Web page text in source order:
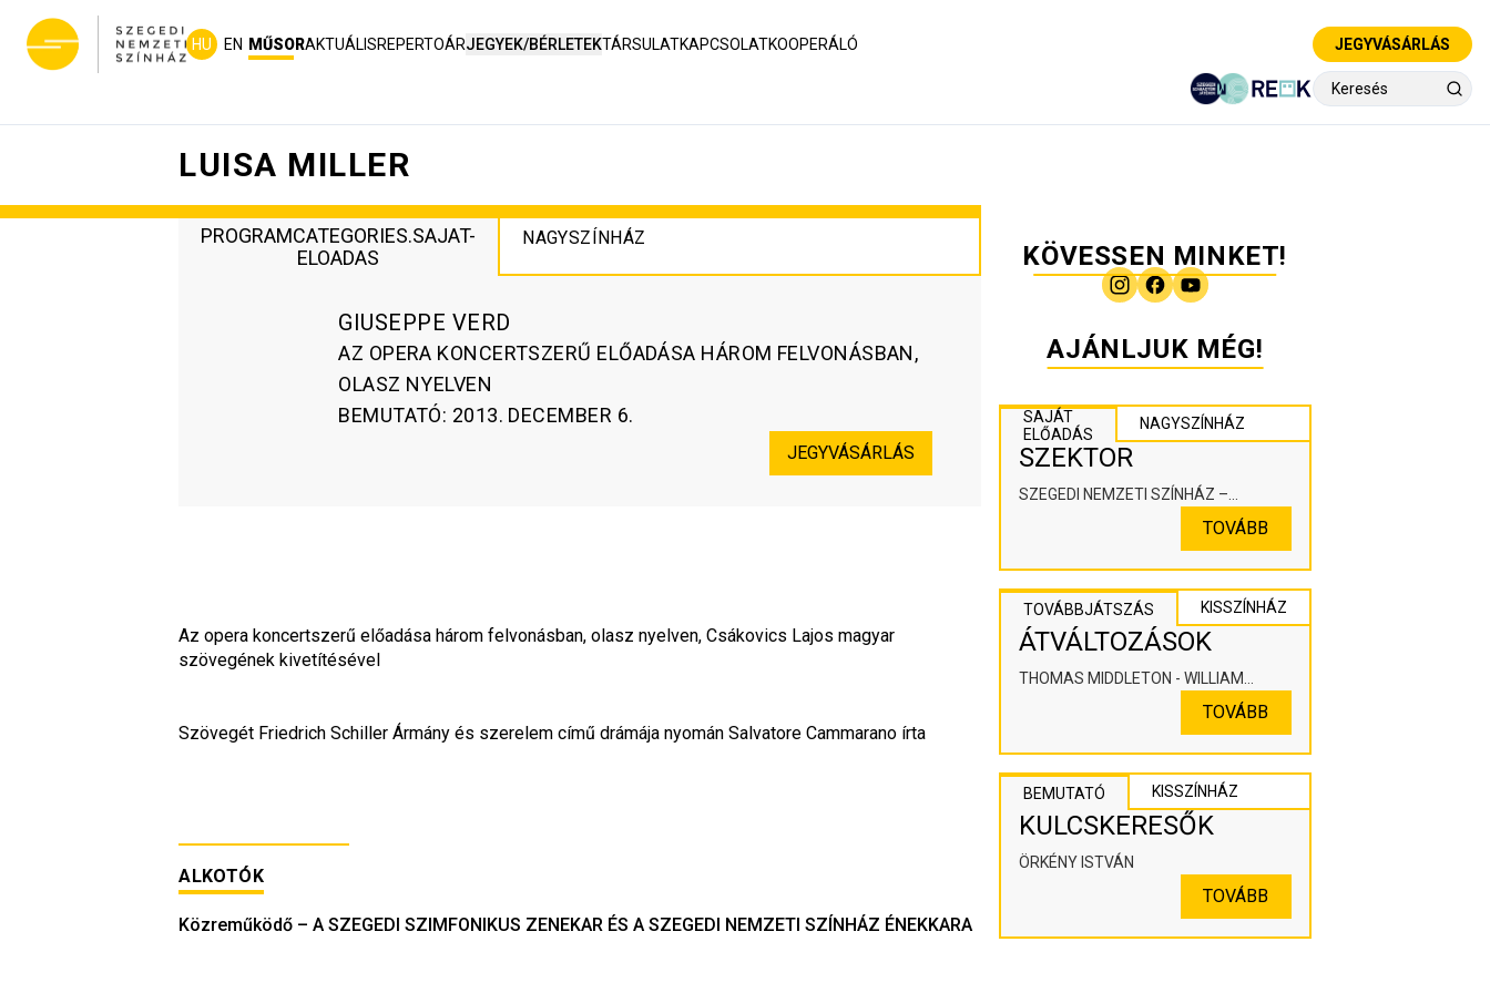
HU EN MŰSORAKTUÁLISREPERTOÁRJEGYEK/BÉRLETEKTÁRSULATKAPCSOLATKOOPERÁLÓ JEGYVÁSÁRLÁS
LUISA MILLER
PROGRAMCATEGORIES.SAJAT-
ELOADAS
NAGYSZÍNHÁZ
GIUSEPPE VERD
AZ OPERA KONCERTSZERŰ ELŐADÁSA HÁROM FELVONÁSBAN,
OLASZ NYELVEN
BEMUTATÓ: 2013. DECEMBER 6.
JEGYVÁSÁRLÁS
Az opera koncertszerű előadása három felvonásban, olasz nyelven, Csákovics Lajos magyar
szövegének kivetítésével
Szövegét Friedrich Schiller Ármány és szerelem című drámája nyomán Salvatore Cammarano írta
ALKOTÓK
Közreműködő –A SZEGEDI SZIMFONIKUS ZENEKAR ÉS A SZEGEDI NEMZETI SZÍNHÁZ ÉNEKKARA
KÖVESSEN MINKET!
AJÁNLJUK MÉG!
SAJÁT
ELŐADÁS
NAGYSZÍNHÁZ
SZEKTOR
SZEGEDI NEMZETI SZÍNHÁZ –
KOOPERÁLÓ SZÍNHÁZPEDAGÓGIAI
TOVÁBB
TOVÁBBJÁTSZÁS KISSZÍNHÁZ
ÁTVÁLTOZÁSOK
THOMAS MIDDLETON - WILLIAM
TOVÁBB
BEMUTATÓ KISSZÍNHÁZ
KULCSKERESŐK
ÖRKÉNY ISTVÁN
TOVÁBB